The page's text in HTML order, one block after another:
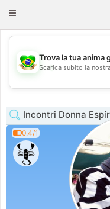
Toggle
💖
Trova la tua anima
Scarica subito la
Incontri Donna
0.4/1